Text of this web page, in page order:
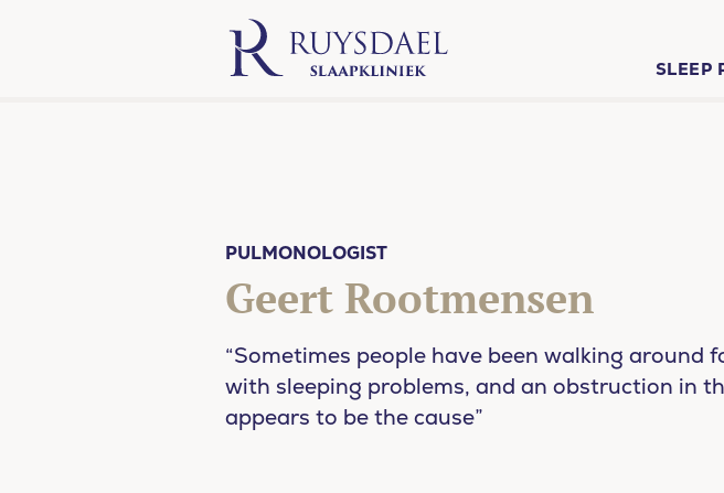
SLEEP
PULMONOLOGIST
Geert Rootmensen
“Sometimes people have been walking around
with sleeping problems, and an obstruction in
appears to be the cause”